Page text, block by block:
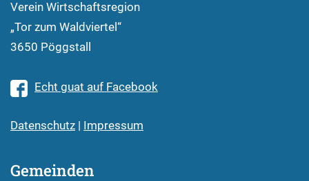
Verein Wirtschaftsregion
„Tor zum Waldviertel“
3650 Pöggstall
Echt guat auf Facebook
Datenschutz | Impressum
Gemeinden